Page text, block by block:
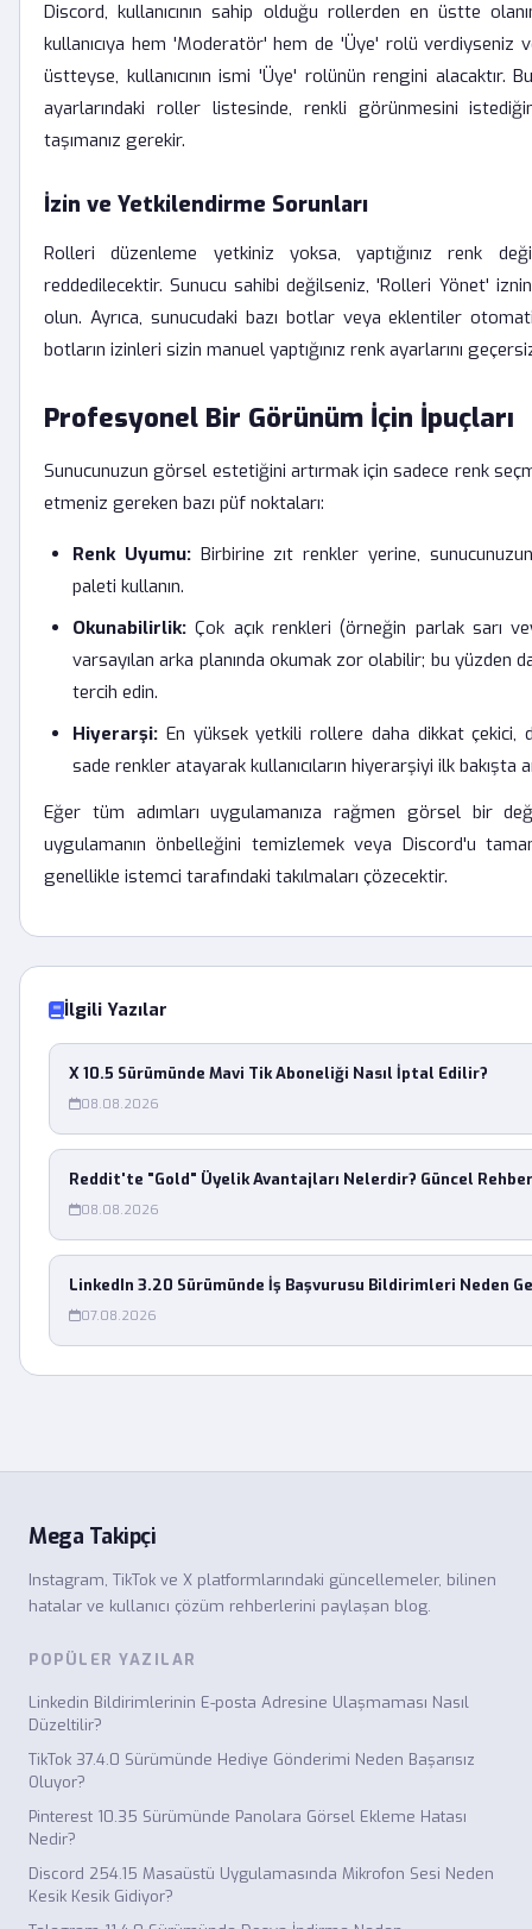
Discord, kullanıcının sahip olduğu rollerden en üstte
kullanıcıya hem 'Moderatör' hem de 'Üye' rolü verdiyseniz
üstteyse, kullanıcının ismi 'Üye' rolünün rengini alacaktır.
ayarlarındaki roller listesinde, renkli görünmesini
taşımanız gerekir.
İzin ve Yetkilendirme Sorunları
Rolleri düzenleme yetkiniz yoksa, yaptığınız renk
reddedilecektir. Sunucu sahibi değilseniz, 'Rolleri Yönet'
olun. Ayrıca, sunucudaki bazı botlar veya eklentiler
botların izinleri sizin manuel yaptığınız renk ayarlarını
Profesyonel Bir Görünüm İçin İpuçları
Sunucunuzun görsel estetiğini artırmak için sadece renk
etmeniz gereken bazı püf noktaları:
Renk Uyumu:Birbirine zıt renkler yerine,
paleti kullanın.
Okunabilirlik: Çok açık renkleri (örneğin parlak sarı
varsayılan arka planında okumak zor olabilir; bu yüzden
tercih edin.
Hiyerarşi: En yüksek yetkili rollere daha dikkat çekici,
sade renkler atayarak kullanıcıların hiyerarşiyi ilk bakışta
Eğer tüm adımları uygulamanıza rağmen görsel bir
uygulamanın önbelleğini temizlemek veya Discord'u
genellikle istemci tarafındaki takılmaları çözecektir.
İlgili Yazılar
X 10.5 Sürümünde Mavi Tik Aboneliği Nasıl İptal Edilir?
08.08.2026
Reddit'te "Gold" Üyelik Avantajları Nelerdir? Güncel Rehber
08.08.2026
LinkedIn 3.20 Sürümünde İş Başvurusu Bildirimleri Neden
07.08.2026
Mega Takipçi
Instagram, TikTok ve X platformlarındaki güncellemeler, bilinen
hatalar ve kullanıcı çözüm rehberlerini paylaşan blog.
POPÜLER YAZILAR
Linkedin Bildirimlerinin E-posta Adresine Ulaşmaması Nasıl
Düzeltilir?
TikTok 37.4.0 Sürümünde Hediye Gönderimi Neden Başarısız
Oluyor?
Pinterest 10.35 Sürümünde Panolara Görsel Ekleme Hatası
Nedir?
Discord 254.15 Masaüstü Uygulamasında Mikrofon Sesi Neden
Kesik Kesik Gidiyor?